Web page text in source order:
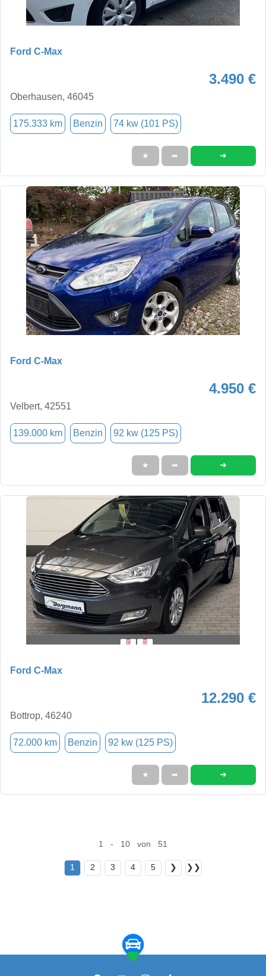
Ford C-Max
3.490 €
Oberhausen, 46045
175.333 km Benzin 74 kw (101 PS)
★ ➦ ➜
Ford C-Max
4.950 €
Velbert, 42551
139.000 km Benzin 92 kw (125 PS)
★ ➦ ➜
Ford C-Max
12.290 €
Bottrop, 46240
72.000 km Benzin 92 kw (125 PS)
★ ➦ ➜
1 - 10 von 51
1 2 3 4 5 ❯ ❯❯